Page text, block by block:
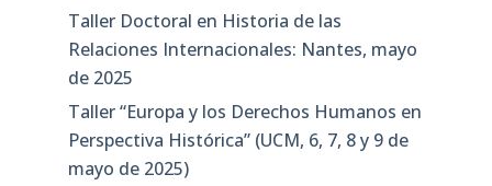
Taller Doctoral en Historia de las
Relaciones Internacionales: Nantes, mayo
de 2025
Taller “Europa y los Derechos Humanos en
Perspectiva Histórica” (UCM, 6, 7, 8 y 9 de
mayo de 2025)